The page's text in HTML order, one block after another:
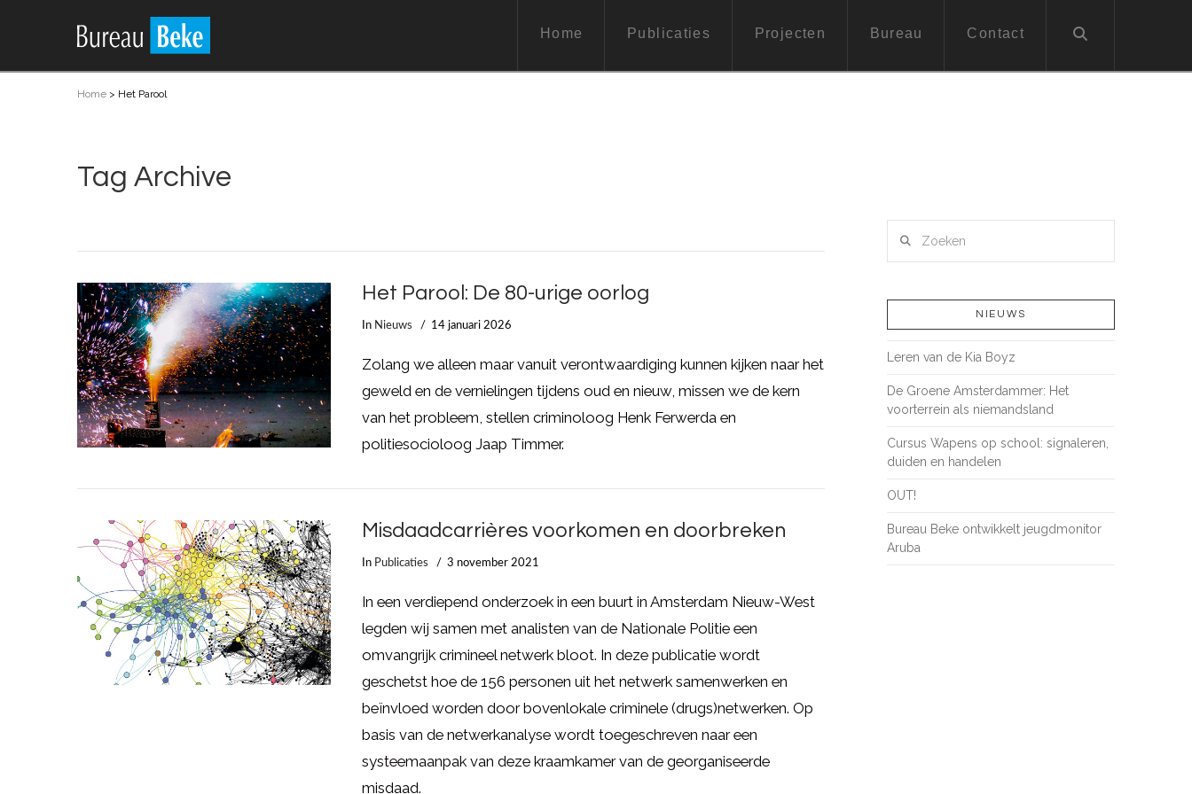
Home Publicaties Projecten Bureau Contact
Home > Het Parool
Tag Archive
Het Parool: De 80-urige oorlog
In Nieuws 14 januari 2026
Zolang we alleen maar vanuit verontwaardiging kunnen kijken naar het
geweld en de vernielingen tijdens oud en nieuw, missen we de kern
van het probleem, stellen criminoloog Henk Ferwerda en
politiesocioloog Jaap Timmer.
Misdaadcarrières voorkomen en doorbreken
In Publicaties 3 november 2021
In een verdiepend onderzoek in een buurt in Amsterdam Nieuw-West
legden wij samen met analisten van de Nationale Politie een
omvangrijk crimineel netwerk bloot. In deze publicatie wordt
geschetst hoe de 156 personen uit het netwerk samenwerken en
beïnvloed worden door bovenlokale criminele (drugs)netwerken. Op
basis van de netwerkanalyse wordt toegeschreven naar een
systeemaanpak van deze kraamkamer van de georganiseerde
misdaad.
NIEUWS
Leren van de Kia Boyz
De Groene Amsterdammer: Het
voorterrein als niemandsland
Cursus Wapens op school: signaleren,
duiden en handelen
OUT!
Bureau Beke ontwikkelt jeugdmonitor
Aruba